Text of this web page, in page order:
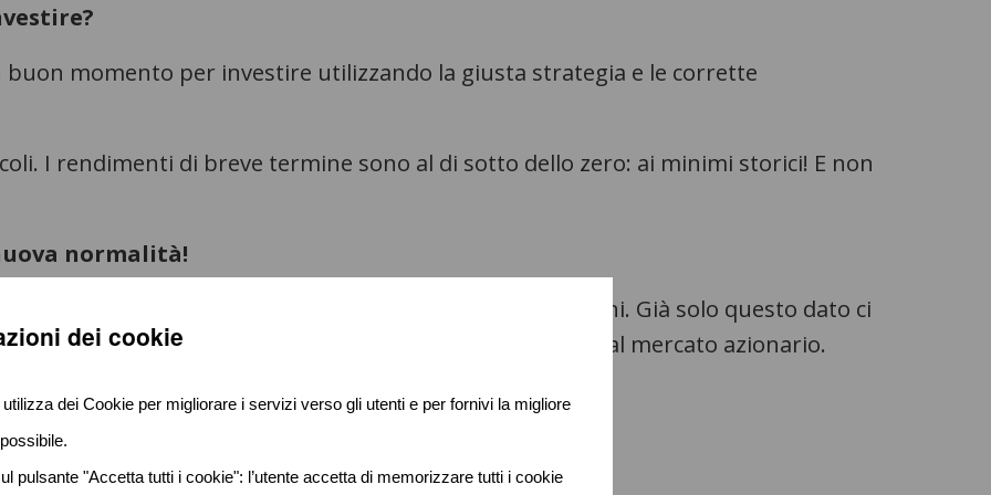
dei cookie
dei Cookie per migliorare i servizi verso gli utenti e per fornivi la migliore
pulsante "Accetta tutti i cookie": l’utente accetta di memorizzare tutti i cookie
buon momento per investire utilizzando la giusta strategia e le corrette
I rendimenti di breve termine sono al di sotto dello zero: ai minimi storici! E non
normalità!
affossata al di sotto dello zero fino alle scadenze a 5 anni. Già solo questo dato ci
non può non prevedere una consistente fetta destinata al mercato azionario.